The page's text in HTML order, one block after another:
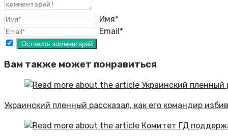
Имя*
Email*
Вам также может понравиться
Украинский пленный рассказал, как его командир